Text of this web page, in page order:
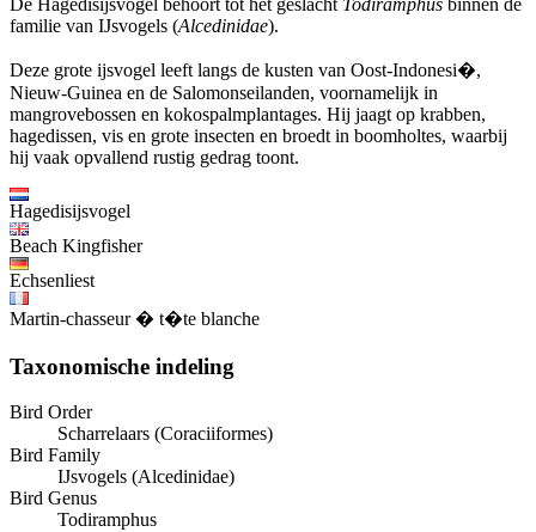
De Hagedisijsvogel behoort tot het geslacht Todiramphus binnen de
familie van IJsvogels (Alcedinidae).
Deze grote ijsvogel leeft langs de kusten van Oost-Indonesi�,
Nieuw-Guinea en de Salomonseilanden, voornamelijk in
mangrovebossen en kokospalmplantages. Hij jaagt op krabben,
hagedissen, vis en grote insecten en broedt in boomholtes, waarbij
hij vaak opvallend rustig gedrag toont.
Hagedisijsvogel
Beach Kingfisher
Echsenliest
Martin-chasseur � t�te blanche
Taxonomische indeling
Bird Order
Scharrelaars (Coraciiformes)
Bird Family
IJsvogels (Alcedinidae)
Bird Genus
Todiramphus